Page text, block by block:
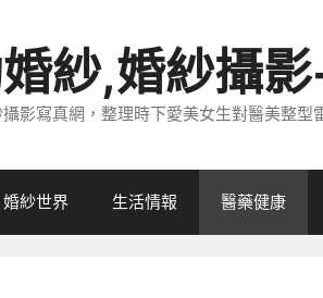
紗,婚紗攝
影寫真網，整理時下愛美女生對醫美整
婚紗世界 生活情報 醫藥健康